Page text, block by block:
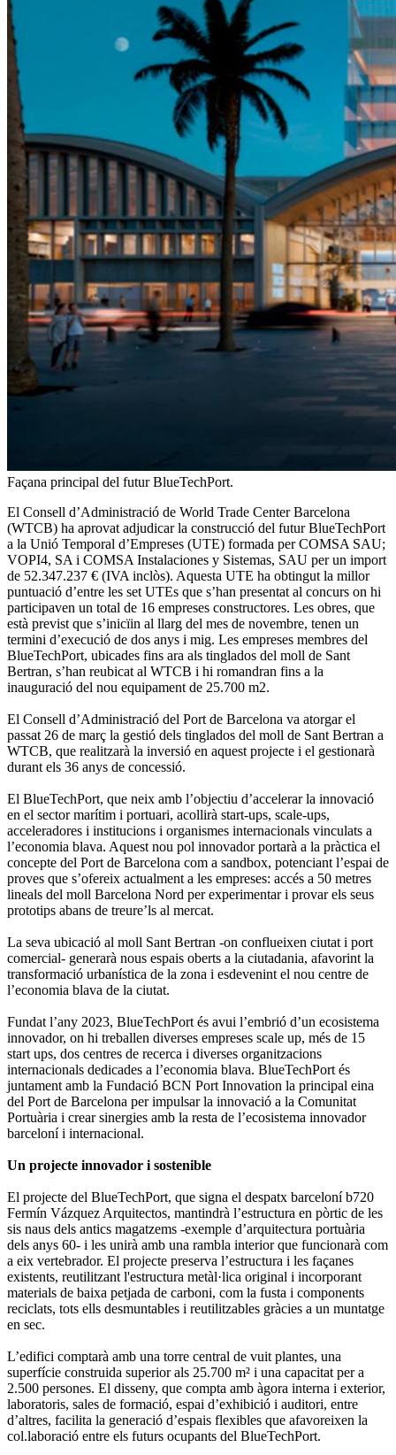
Façana principal del futur BlueTechPort.
El Consell d’Administració de World Trade Center Barcelona
(WTCB) ha aprovat adjudicar la construcció del futur BlueTechPort
a la Unió Temporal d’Empreses (UTE) formada per COMSA SAU;
VOPI4, SA i COMSA Instalaciones y Sistemas, SAU per un import
de 52.347.237 € (IVA inclòs). Aquesta UTE ha obtingut la millor
puntuació d’entre les set UTEs que s’han presentat al concurs on hi
participaven un total de 16 empreses constructores. Les obres, que
està previst que s’inicïin al llarg del mes de novembre, tenen un
termini d’execució de dos anys i mig. Les empreses membres del
BlueTechPort, ubicades fins ara als tinglados del moll de Sant
Bertran, s’han reubicat al WTCB i hi romandran fins a la
inauguració del nou equipament de 25.700 m2.
El Consell d’Administració del Port de Barcelona va atorgar el
passat 26 de març la gestió dels tinglados del moll de Sant Bertran a
WTCB, que realitzarà la inversió en aquest projecte i el gestionarà
durant els 36 anys de concessió.
El BlueTechPort, que neix amb l’objectiu d’accelerar la innovació
en el sector marítim i portuari, acollirà start-ups, scale-ups,
acceleradores i institucions i organismes internacionals vinculats a
l’economia blava. Aquest nou pol innovador portarà a la pràctica el
concepte del Port de Barcelona com a sandbox, potenciant l’espai de
proves que s’ofereix actualment a les empreses: accés a 50 metres
lineals del moll Barcelona Nord per experimentar i provar els seus
prototips abans de treure’ls al mercat.
La seva ubicació al moll Sant Bertran -on conflueixen ciutat i port
comercial- generarà nous espais oberts a la ciutadania, afavorint la
transformació urbanística de la zona i esdevenint el nou centre de
l’economia blava de la ciutat.
Fundat l’any 2023, BlueTechPort és avui l’embrió d’un ecosistema
innovador, on hi treballen diverses empreses scale up, més de 15
start ups, dos centres de recerca i diverses organitzacions
internacionals dedicades a l’economia blava. BlueTechPort és
juntament amb la Fundació BCN Port Innovation la principal eina
del Port de Barcelona per impulsar la innovació a la Comunitat
Portuària i crear sinergies amb la resta de l’ecosistema innovador
barceloní i internacional.
Un projecte innovador i sostenible
El projecte del BlueTechPort, que signa el despatx barceloní b720
Fermín Vázquez Arquitectos, mantindrà l’estructura en pòrtic de les
sis naus dels antics magatzems -exemple d’arquitectura portuària
dels anys 60- i les unirà amb una rambla interior que funcionarà com
a eix vertebrador. El projecte preserva l’estructura i les façanes
existents, reutilitzant l'estructura metàl·lica original i incorporant
materials de baixa petjada de carboni, com la fusta i components
reciclats, tots ells desmuntables i reutilitzables gràcies a un muntatge
en sec.
L’edifici comptarà amb una torre central de vuit plantes, una
superfície construida superior als 25.700 m² i una capacitat per a
2.500 persones. El disseny, que compta amb àgora interna i exterior,
laboratoris, sales de formació, espai d’exhibició i auditori, entre
d’altres, facilita la generació d’espais flexibles que afavoreixen la
col.laboració entre els futurs ocupants del BlueTechPort.